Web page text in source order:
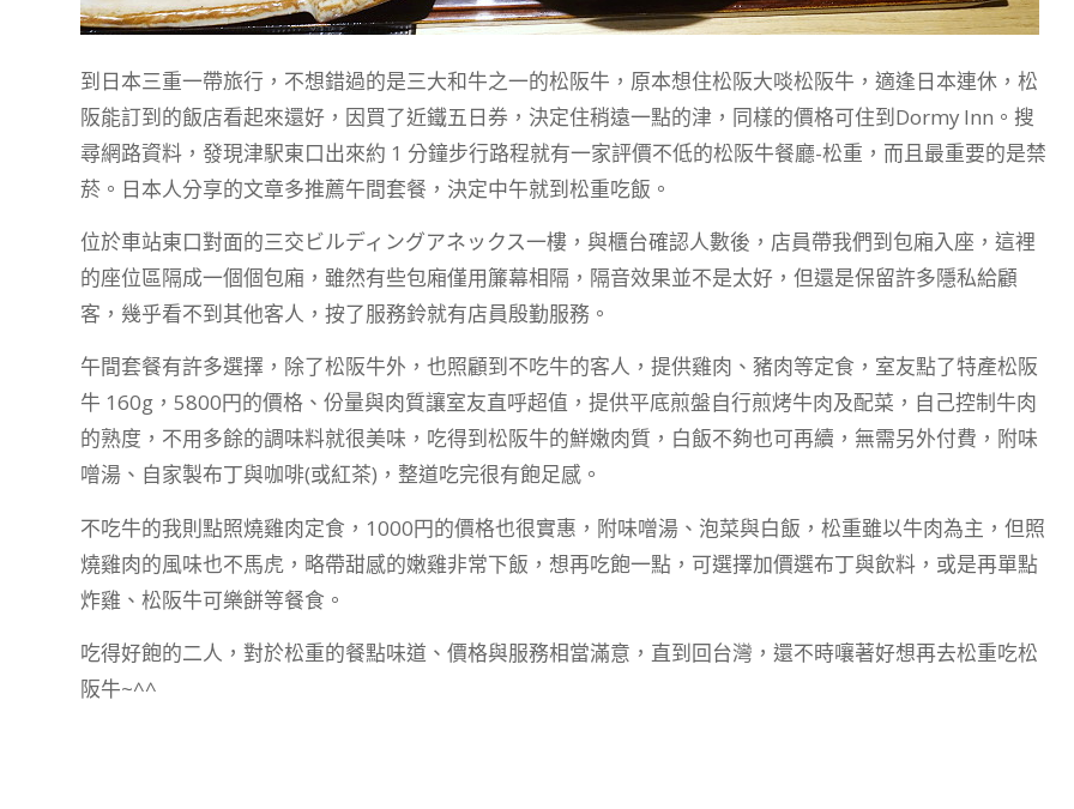
到日本三重一帶旅行，不想錯過的是三大和牛之一的松阪牛，原本想住松阪大啖松阪牛，適逢日本連休，松
阪能訂到的飯店看起來還好，因買了近鐵五日券，決定住稍遠一點的津，同樣的價格可住到Dormy Inn。搜
尋網路資料，發現津駅東口出來約 1 分鐘步行路程就有一家評價不低的松阪牛餐廳-松重，而且最重要的是禁
菸。日本人分享的文章多推薦午間套餐，決定中午就到松重吃飯。
位於車站東口對面的三交ビルディングアネックス一樓，與櫃台確認人數後，店員帶我們到包廂入座，這裡
的座位區隔成一個個包廂，雖然有些包廂僅用簾幕相隔，隔音效果並不是太好，但還是保留許多隱私給顧
客，幾乎看不到其他客人，按了服務鈴就有店員殷勤服務。
午間套餐有許多選擇，除了松阪牛外，也照顧到不吃牛的客人，提供雞肉、豬肉等定食，室友點了特產松阪
牛 160g，5800円的價格、份量與肉質讓室友直呼超值，提供平底煎盤自行煎烤牛肉及配菜，自己控制牛肉
的熟度，不用多餘的調味料就很美味，吃得到松阪牛的鮮嫩肉質，白飯不夠也可再續，無需另外付費，附味
噌湯、自家製布丁與咖啡(或紅茶)，整道吃完很有飽足感。
不吃牛的我則點照燒雞肉定食，1000円的價格也很實惠，附味噌湯、泡菜與白飯，松重雖以牛肉為主，但照
燒雞肉的風味也不馬虎，略帶甜感的嫩雞非常下飯，想再吃飽一點，可選擇加價選布丁與飲料，或是再單點
炸雞、松阪牛可樂餅等餐食。
吃得好飽的二人，對於松重的餐點味道、價格與服務相當滿意，直到回台灣，還不時嚷著好想再去松重吃松
阪牛~^^